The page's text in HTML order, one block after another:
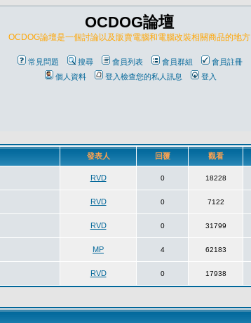
OCDOG論壇
OCDOG論壇是一個討論以及販賣電腦和電腦改裝相關商品的地方
常見問題 搜尋 會員列表 會員群組
會員註冊
個人資料
登入檢查您的私人訊息 登入